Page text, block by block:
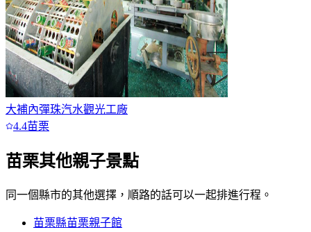
大補內彈珠汽水觀光工廠
4.4苗栗
苗栗其他親子景點
同一個縣市的其他選擇，順路的話可以一起排進行程。
苗栗縣苗栗親子館